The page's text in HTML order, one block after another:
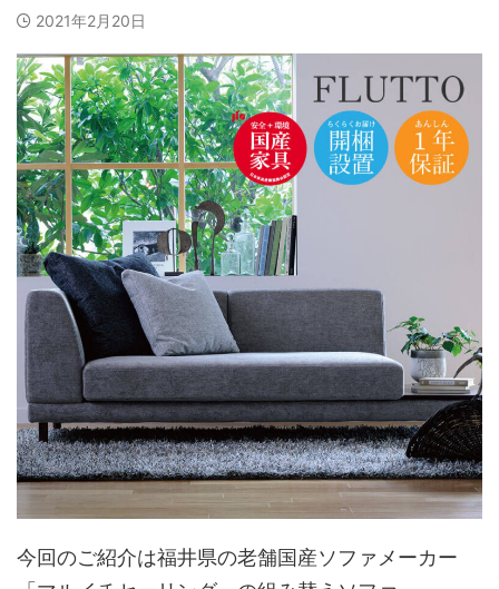
2021年2月20日
今回のご紹介は福井県の老舗国産ソファメーカー